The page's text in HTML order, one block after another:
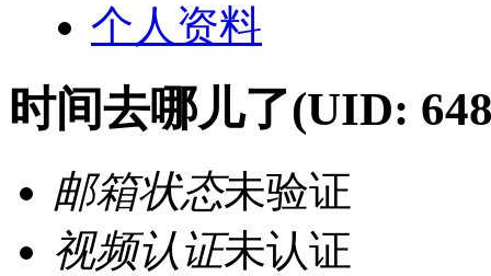
个人资料
时间去哪儿了(UID:
邮箱状态未验证
视频认证未认证